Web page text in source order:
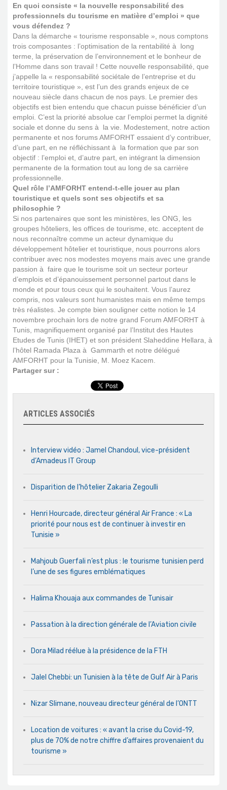
En quoi consiste « la nouvelle responsabilité des
professionnels du tourisme en matière d’emploi » que
vous défendez ?
Dans la démarche « tourisme responsable », nous comptons
trois composantes : l’optimisation de la rentabilité à long
terme, la préservation de l’environnement et le bonheur de
l’Homme dans son travail ! Cette nouvelle responsabilité, que
j’appelle la « responsabilité sociétale de l’entreprise et du
territoire touristique », est l’un des grands enjeux de ce
nouveau siècle dans chacun de nos pays. Le premier des
objectifs est bien entendu que chacun puisse bénéficier d’un
emploi. C’est la priorité absolue car l’emploi permet la dignité
sociale et donne du sens à la vie. Modestement, notre action
permanente et nos forums AMFORHT essaient d’y contribuer,
d’une part, en ne réfléchissant à la formation que par son
objectif : l’emploi et, d’autre part, en intégrant la dimension
permanente de la formation tout au long de sa carrière
professionnelle.
Quel rôle l’AMFORHT entend-t-elle jouer au plan
touristique et quels sont ses objectifs et sa
philosophie ?
Si nos partenaires que sont les ministères, les ONG, les
groupes hôteliers, les offices de tourisme, etc. acceptent de
nous reconnaître comme un acteur dynamique du
développement hôtelier et touristique, nous pourrons alors
contribuer avec nos modestes moyens mais avec une grande
passion à faire que le tourisme soit un secteur porteur
d’emplois et d’épanouissement personnel partout dans le
monde et pour tous ceux qui le souhaitent. Vous l’aurez
compris, nos valeurs sont humanistes mais en même temps
très réalistes. Je compte bien souligner cette notion le 14
novembre prochain lors de notre grand Forum AMFORHT à
Tunis, magnifiquement organisé par l’Institut des Hautes
Etudes de Tunis (IHET) et son président Slaheddine Hellara, à
l’hôtel Ramada Plaza à Gammarth et notre délégué
AMFORHT pour la Tunisie, M. Moez Kacem.
Partager sur :
ARTICLES ASSOCIÉS
Interview vidéo : Jamel Chandoul, vice-président
d’Amadeus IT Group
Disparition de l’hôtelier Zakaria Zegoulli
Henri Hourcade, directeur général Air France : « La
priorité pour nous est de continuer à investir en
Tunisie »
Mahjoub Guerfali n’est plus : le tourisme tunisien perd
l’une de ses figures emblématiques
Halima Khouaja aux commandes de Tunisair
Passation à la direction générale de l’Aviation civile
Dora Milad réélue à la présidence de la FTH
Jalel Chebbi: un Tunisien à la tête de Gulf Air à Paris
Nizar Slimane, nouveau directeur général de l’ONTT
Location de voitures : « avant la crise du Covid-19,
plus de 70% de notre chiffre d’affaires provenaient du
tourisme »